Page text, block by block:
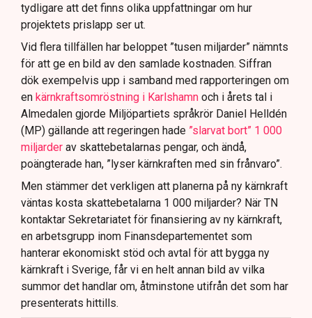
tydligare att det finns olika uppfattningar om hur
projektets prislapp ser ut.
Vid flera tillfällen har beloppet ”tusen miljarder” nämnts
för att ge en bild av den samlade kostnaden. Siffran
dök exempelvis upp i samband med rapporteringen om
en kärnkraftsomröstning i Karlshamn och i årets tal i
Almedalen gjorde Miljöpartiets språkrör Daniel Helldén
(MP) gällande att regeringen hade ”slarvat bort” 1 000
miljarder av skattebetalarnas pengar, och ändå,
poängterade han, ”lyser kärnkraften med sin frånvaro”.
Men stämmer det verkligen att planerna på ny kärnkraft
väntas kosta skattebetalarna 1 000 miljarder? När TN
kontaktar Sekretariatet för finansiering av ny kärnkraft,
en arbetsgrupp inom Finansdepartementet som
hanterar ekonomiskt stöd och avtal för att bygga ny
kärnkraft i Sverige, får vi en helt annan bild av vilka
summor det handlar om, åtminstone utifrån det som har
presenterats hittills.